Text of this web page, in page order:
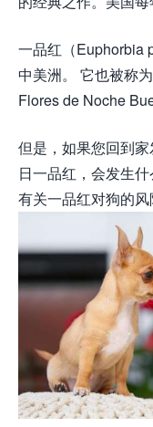
一品红（Euphorbia
中美洲。 它也被称
Flores de Noche
但是，如果您回到
日一品红，会发生
有关一品红对狗的风